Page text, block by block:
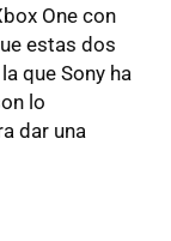
One con
estas dos
que Sony ha
lo
dar una